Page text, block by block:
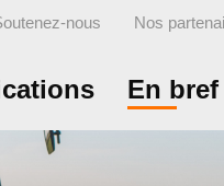
nous Nos
En bref